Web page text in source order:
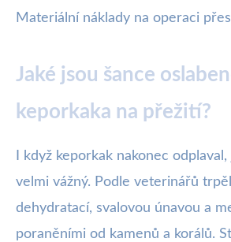
Materiální náklady na operaci
Jaké jsou šance
keporkaka na přežití?
I když keporkak nakonec
velmi vážný. Podle veterinářů
dehydratací, svalovou únavou a
poraněními od kamenů a korálů.